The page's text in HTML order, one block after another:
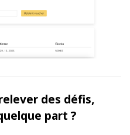
des défis,
part ?